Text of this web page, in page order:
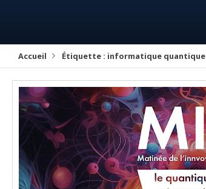
Accueil Étiquette : informatique quantique